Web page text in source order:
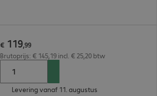
€ 119,99
Brutoprijs: € 145,19 incl. € 25,20 btw
Levering vanaf 11. augustus